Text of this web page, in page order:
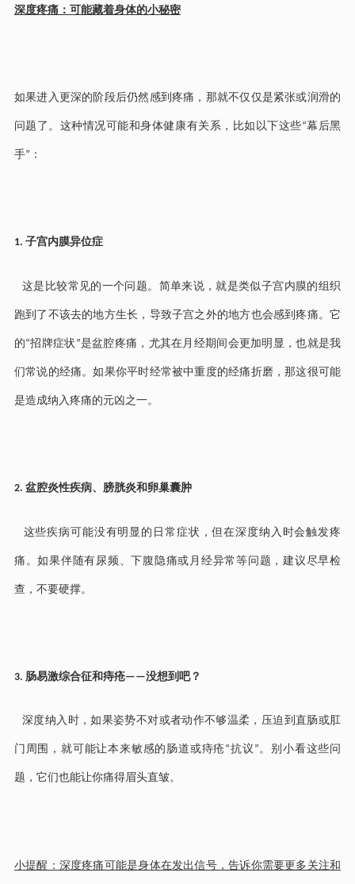
深度疼痛：可能藏着身体的小秘密
如果进入更深的阶段后仍然感到疼痛，那就不仅仅是紧张或润滑的
问题了。这种情况可能和身体健康有关系，比如以下这些“幕后黑
手” ：
1. 子宫内膜异位症
这是比较常见的一个问题。简单来说，就是类似子宫内膜的组织
跑到了不该去的地方生长，导致子宫之外的地方也会感到疼痛。它
的“招牌症状 ”是盆腔疼痛，尤其在月经期间会更加明显，也就是我
们常说的经痛。如果你平时经常被中重度的经痛折磨，那这很可能
是造成纳入疼痛的元凶之一。
2. 盆腔炎性疾病、膀胱炎和卵巢囊肿
这些疾病可能没有明显的日常症状，但在深度纳入时会触发疼
痛。如果伴随有尿频、下腹隐痛或月经异常等问题，建议尽早检
查，不要硬撑。
3. 肠易激综合征和痔疮——没想到吧？
深度纳入时，如果姿势不对或者动作不够温柔，压迫到直肠或肛
门周围，就可能让本来敏感的肠道或痔疮 “抗议 ”。别小看这些问
题，它们也能让你痛得眉头直皱。
小提醒：深度疼痛可能是身体在发出信号，告诉你需要更多关注和